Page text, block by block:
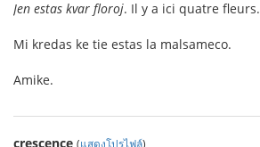
Jen estas kvar floroj. Il y a ici quatre fleurs.
Mi kredas ke tie estas la malsameco.
Amike.
crescence (แสดงโปรไฟล์)